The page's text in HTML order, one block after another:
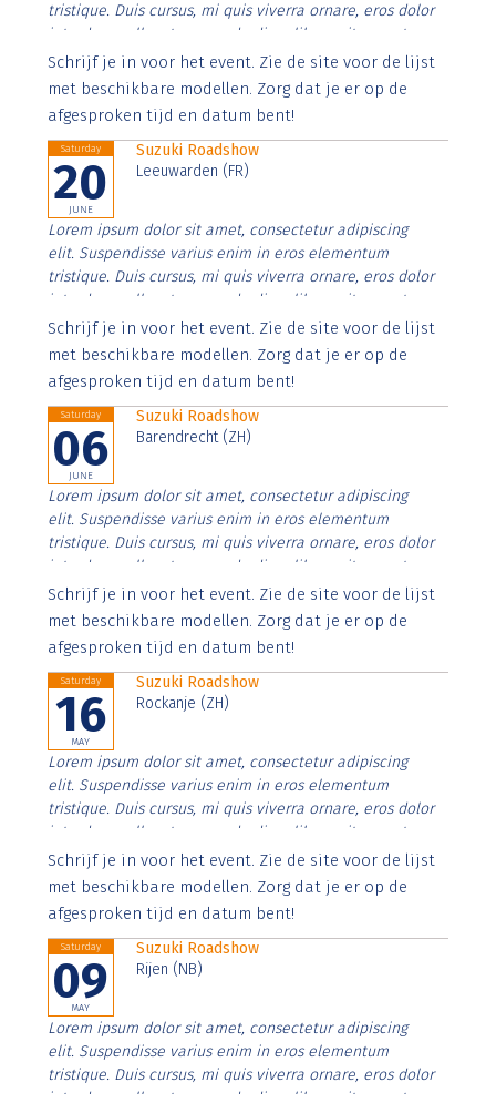
tristique. Duis cursus, mi quis viverra ornare, eros dolor
interdum nulla, ut commodo diam libero vitae erat.
Aenean faucibus nibh et justo cursus id rutrum lorem
imperdiet. Nunc ut sem vitae risus tristique posuere.
Schrijf je in voor het event. Zie de site voor de lijst
met beschikbare modellen. Zorg dat je er op de
afgesproken tijd en datum bent!
Saturday
20
JUNE
Suzuki Roadshow
Leeuwarden (FR)
Lorem ipsum dolor sit amet, consectetur adipiscing
elit. Suspendisse varius enim in eros elementum
tristique. Duis cursus, mi quis viverra ornare, eros dolor
interdum nulla, ut commodo diam libero vitae erat.
Aenean faucibus nibh et justo cursus id rutrum lorem
imperdiet. Nunc ut sem vitae risus tristique posuere.
Schrijf je in voor het event. Zie de site voor de lijst
met beschikbare modellen. Zorg dat je er op de
afgesproken tijd en datum bent!
Saturday
06
JUNE
Suzuki Roadshow
Barendrecht (ZH)
Lorem ipsum dolor sit amet, consectetur adipiscing
elit. Suspendisse varius enim in eros elementum
tristique. Duis cursus, mi quis viverra ornare, eros dolor
interdum nulla, ut commodo diam libero vitae erat.
Aenean faucibus nibh et justo cursus id rutrum lorem
imperdiet. Nunc ut sem vitae risus tristique posuere.
Schrijf je in voor het event. Zie de site voor de lijst
met beschikbare modellen. Zorg dat je er op de
afgesproken tijd en datum bent!
Saturday
16
MAY
Suzuki Roadshow
Rockanje (ZH)
Lorem ipsum dolor sit amet, consectetur adipiscing
elit. Suspendisse varius enim in eros elementum
tristique. Duis cursus, mi quis viverra ornare, eros dolor
interdum nulla, ut commodo diam libero vitae erat.
Aenean faucibus nibh et justo cursus id rutrum lorem
imperdiet. Nunc ut sem vitae risus tristique posuere.
Schrijf je in voor het event. Zie de site voor de lijst
met beschikbare modellen. Zorg dat je er op de
afgesproken tijd en datum bent!
Saturday
09
MAY
Suzuki Roadshow
Rijen (NB)
Lorem ipsum dolor sit amet, consectetur adipiscing
elit. Suspendisse varius enim in eros elementum
tristique. Duis cursus, mi quis viverra ornare, eros dolor
interdum nulla, ut commodo diam libero vitae erat.